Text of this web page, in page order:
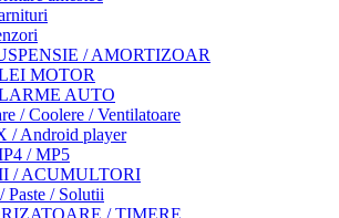
/ AMORTIZOAR
MOTOR
AUTO
/ Coolere / Ventilatoare
/ Android player
/ MP5
/ ACUMULTORI
Paste / Solutii
/ TIMERE